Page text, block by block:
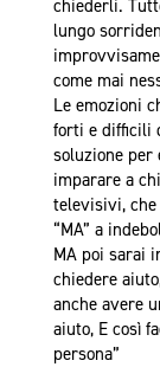
chiederli.
lungo
come mai
Le emozioni
forti e difficili
soluzione
imparare a
televisivi, che
“MA” a
MA poi sarai
chiedere
anche avere
aiuto, E così
persona”